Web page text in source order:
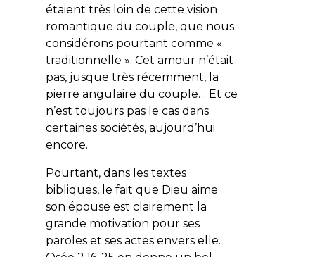
étaient très loin de cette vision
romantique du couple, que nous
considérons pourtant comme «
traditionnelle ». Cet amour n’était
pas, jusque très récemment, la
pierre angulaire du couple… Et ce
n’est toujours pas le cas dans
certaines sociétés, aujourd’hui
encore.
Pourtant, dans les textes
bibliques, le fait que Dieu aime
son épouse est clairement la
grande motivation pour ses
paroles et ses actes envers elle.